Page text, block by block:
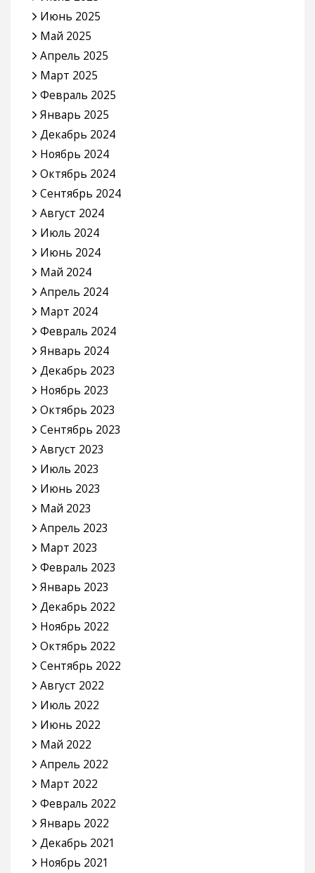
Июнь 2025
Май 2025
Апрель 2025
Март 2025
Февраль 2025
Январь 2025
Декабрь 2024
Ноябрь 2024
Октябрь 2024
Сентябрь 2024
Август 2024
Июль 2024
Июнь 2024
Май 2024
Апрель 2024
Март 2024
Февраль 2024
Январь 2024
Декабрь 2023
Ноябрь 2023
Октябрь 2023
Сентябрь 2023
Август 2023
Июль 2023
Июнь 2023
Май 2023
Апрель 2023
Март 2023
Февраль 2023
Январь 2023
Декабрь 2022
Ноябрь 2022
Октябрь 2022
Сентябрь 2022
Август 2022
Июль 2022
Июнь 2022
Май 2022
Апрель 2022
Март 2022
Февраль 2022
Январь 2022
Декабрь 2021
Ноябрь 2021